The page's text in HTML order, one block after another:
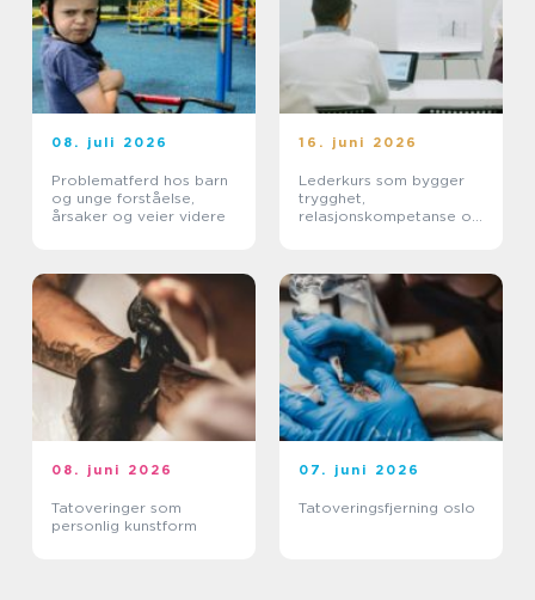
08. juli 2026
Problematferd hos barn
og unge forståelse,
årsaker og veier videre
16. juni 2026
Lederkurs som bygger
trygghet,
relasjonskompetanse og
08. juni 2026
Tatoveringer som
personlig kunstform
07. juni 2026
Tatoveringsfjerning oslo